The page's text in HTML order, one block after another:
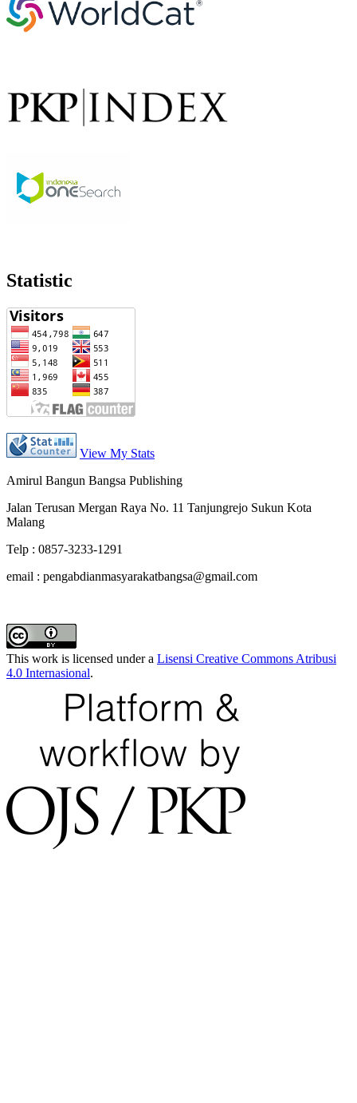
Statistic
View My Stats
Amirul Bangun Bangsa Publishing
Jalan Terusan Mergan Raya No. 11 Tanjungrejo Sukun Kota
Malang
Telp : 0857-3233-1291
email : pengabdianmasyarakatbangsa@gmail.com
This work is licensed under a Lisensi Creative Commons Atribusi
4.0 Internasional.